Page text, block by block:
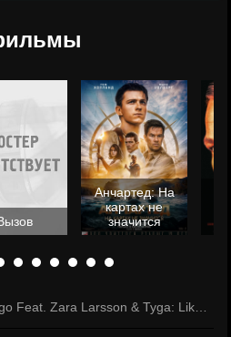
Анчартед: На
картах не
значится
Feat. Zara Larsson & Tyga: Like It Is